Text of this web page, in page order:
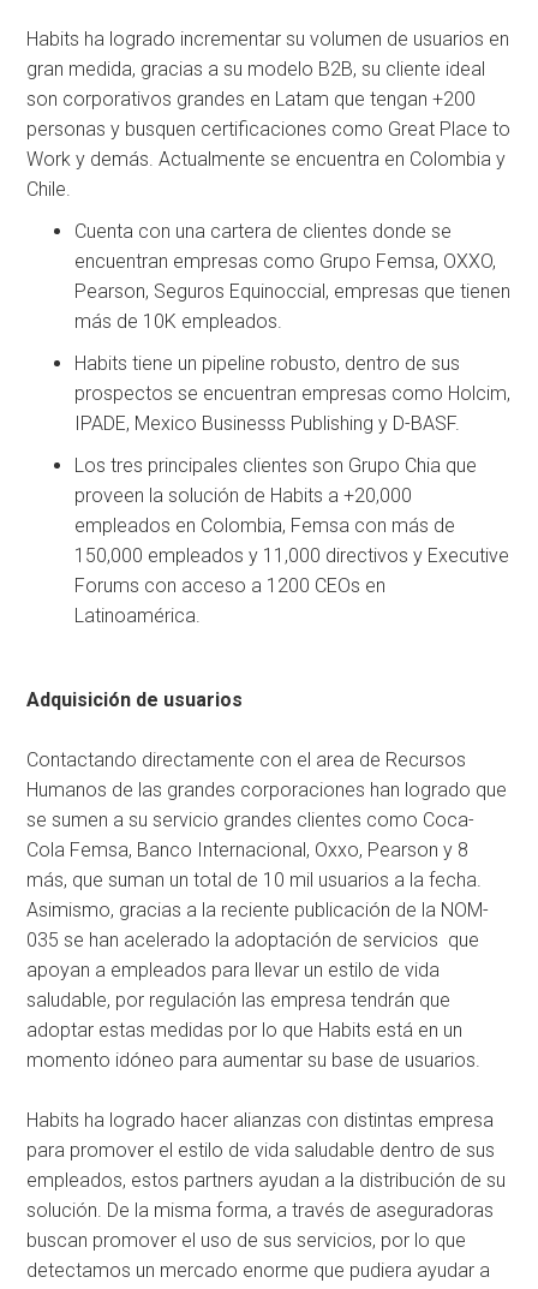
Habits ha logrado incrementar su volumen de usuarios en
gran medida, gracias a su modelo B2B, su cliente ideal
son corporativos grandes en Latam que tengan +200
personas y busquen certificaciones como Great Place to
Work y demás. Actualmente se encuentra en Colombia y
Chile.
Cuenta con una cartera de clientes donde se
encuentran empresas como Grupo Femsa, OXXO,
Pearson, Seguros Equinoccial, empresas que tienen
más de 10K empleados.
Habits tiene un pipeline robusto, dentro de sus
prospectos se encuentran empresas como Holcim,
IPADE, Mexico Businesss Publishing y D-BASF.
Los tres principales clientes son Grupo Chia que
proveen la solución de Habits a +20,000
empleados en Colombia, Femsa con más de
150,000 empleados y 11,000 directivos y Executive
Forums con acceso a 1200 CEOs en
Latinoamérica.
Adquisición de usuarios
Contactando directamente con el area de Recursos
Humanos de las grandes corporaciones han logrado que
se sumen a su servicio grandes clientes como Coca-
Cola Femsa, Banco Internacional, Oxxo, Pearson y 8
más, que suman un total de 10 mil usuarios a la fecha.
Asimismo, gracias a la reciente publicación de la NOM-
035 se han acelerado la adoptación de servicios que
apoyan a empleados para llevar un estilo de vida
saludable, por regulación las empresa tendrán que
adoptar estas medidas por lo que Habits está en un
momento idóneo para aumentar su base de usuarios.
Habits ha logrado hacer alianzas con distintas empresa
para promover el estilo de vida saludable dentro de sus
empleados, estos partners ayudan a la distribución de su
solución. De la misma forma, a través de aseguradoras
buscan promover el uso de sus servicios, por lo que
detectamos un mercado enorme que pudiera ayudar a